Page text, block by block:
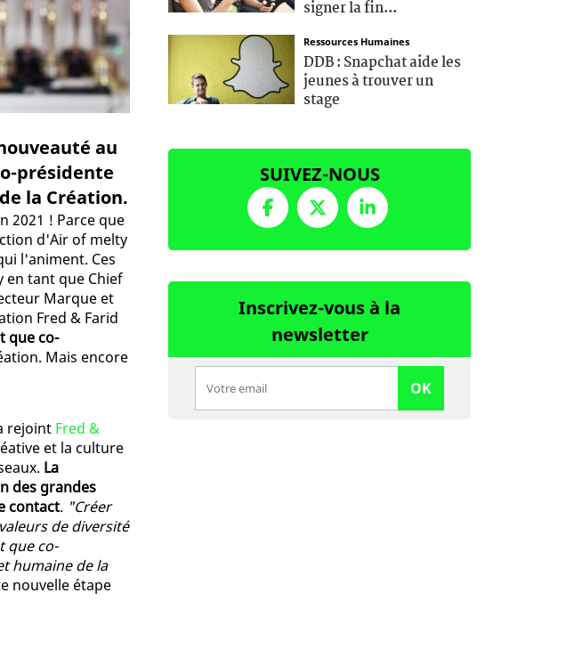
au
présidente
la Création.
2021 ! Parce que
d'Air of melty
l'animent. Ces
en tant que Chief
Marque et
Fred & Farid
que co-
Mais encore
rejoint Fred &
et la culture
La
des grandes
contact. "Créer
de diversité
que co-
humaine de la
nouvelle étape
signer la fin...
Ressources Humaines
DDB : Snapchat aide les
jeunes à trouver un
stage
SUIVEZ-NOUS
Inscrivez-vous à la
newsletter
OK